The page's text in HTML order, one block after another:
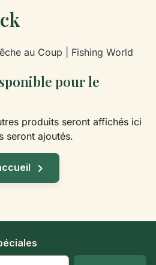
au Coup | Fishing World
pour le
produits seront affichés ici
seront ajoutés.
